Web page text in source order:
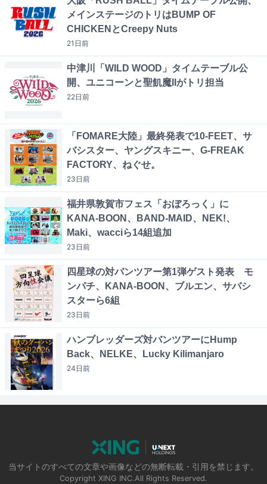
メインステージのトリはBUMP OF
CHICKENとCreepy Nuts
21日前
中津川「WILD WOOD」タイムテーブル公
開、ユニコーンと聖飢魔IIがトリ担当
22日前
「FOMARE大陸」最終発表で10-FEET、サ
バシスター、ヤングスキニー、G-FREAK
FACTORY、ねぐせ。
23日前
福井県敦賀市フェス「おぼろっく」に
KANA-BOON、BAND-MAID、NEK!、
Maki、wacciら14組追加
23日前
四星球の対バンツアー第1弾ゲスト発表 モ
ンパチ、KANA-BOON、ブルエン、サバシ
スターら6組
23日前
ハンブレッダーズ対バンツアーにHump
Back、NELKE、Lucky Kilimanjaro
24日前
当サイトのすべての文章や画像などの無断転載・引用を禁じます。
Copyright XING INC.All Rights Reserved.